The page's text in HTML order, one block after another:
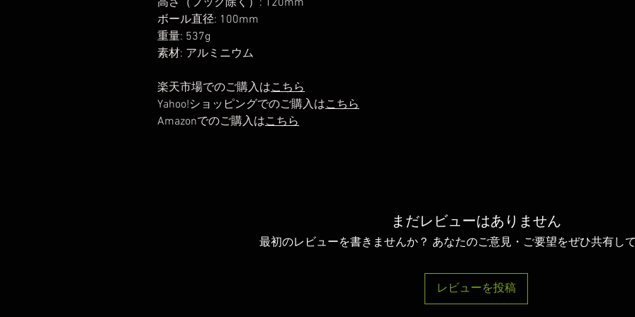
高さ（フック除く）: 120mm
ボール直径: 100mm
重量: 537g
素材: アルミニウム
楽天市場でのご購入はこちら
Yahoo!ショッピングでのご購入はこちら
Amazonでのご購入はこちら
まだレビューはありません
最初のレビューを書きませんか？ あなたのご意見・ご要望をぜひ共有して
レビューを投稿